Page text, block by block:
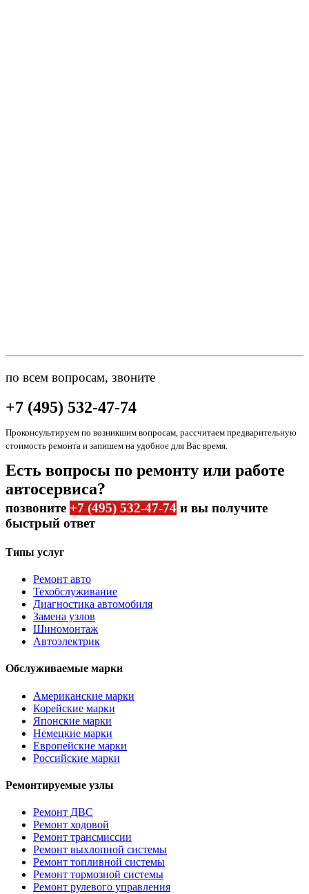
по всем вопросам, звоните
+7 (495) 532-47-74
Проконсультируем по возникшим вопросам, рассчитаем предварительную
стоимость ремонта и запишем на удобное для Вас время.
Есть вопросы по ремонту или работе
автосервиса?
позвоните +7 (495) 532-47-74 и вы получите
быстрый ответ
Типы услуг
Ремонт авто
Техобслуживание
Диагностика автомобиля
Замена узлов
Шиномонтаж
Автоэлектрик
Обслуживаемые марки
Американские марки
Корейские марки
Японские марки
Немецкие марки
Европейские марки
Российские марки
Ремонтируемые узлы
Ремонт ДВС
Ремонт ходовой
Ремонт трансмиссии
Ремонт выхлопной системы
Ремонт топливной системы
Ремонт тормозной системы
Ремонт рулевого управления